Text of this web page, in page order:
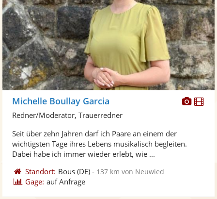
Michelle Boullay Garcia
Redner/Moderator, Trauerredner
Seit über zehn Jahren darf ich Paare an einem der
wichtigsten Tage ihres Lebens musikalisch begleiten.
Dabei habe ich immer wieder erlebt, wie ...
Standort: Bous (DE) - 137 km von Neuwied
Gage: auf Anfrage